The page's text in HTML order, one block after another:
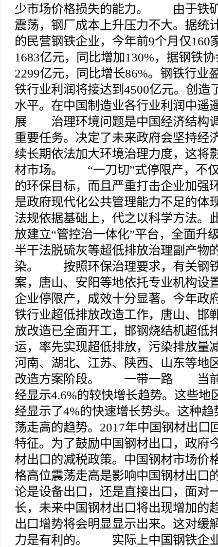
少市场价格损失的能力。 由于铁
震荡，钢厂成本上升压力不大。据统
的民营钢铁企业，今年前9个月仅160
1683亿元，同比增加130%，据钢铁
2299亿元，同比增长86%。钢铁行业
铁行业利润将接达到4500亿元。创造
水平。在中国制造业各行业利润中
展 治理环境问题是中国经济结构
重要任务。决定了未来政府会坚持经
续长期依法加大环境治理力度，这将
材市场。 “一刀切”式停限产，不
的环保目标，而且严重打击企业加强
是政府现代化公共管理能力不足的体
法规依据基础上，代之以科学方法。
放建立“管控治一体化”平台，全面升
半干法脱硫灰等超低排放治理副产物
染。 按照环保治理要求，有关钢
案，唐山、安阳等地依托专业机构设
企业停限产，成效十分显著。今年政
铁行业超低排放改造工作，唐山、邯
放改造已全面开工，邯钢烧结机超低
运，率先实现超低排放，污染排放量
河南、湖北、江苏、陕西、山东等地
改造方案阶段。 一带一路 当前
经显示4.6%的较快增长趋势。这些地
经显示了4%的快速增长势头。这种
荡走高的趋势。2017年中国钢材出口
特征。为了鼓励中国钢材出口，政府
材出口的减税政策。中国钢材市场价
格高位震荡走高是影响中国钢材出口
论是设备出口，还是直接出口，面对
长，未来中国钢材出口将出现增加的
出口增势将会明显显示出来。这对缓
力是有利的。 实际上中国钢铁企